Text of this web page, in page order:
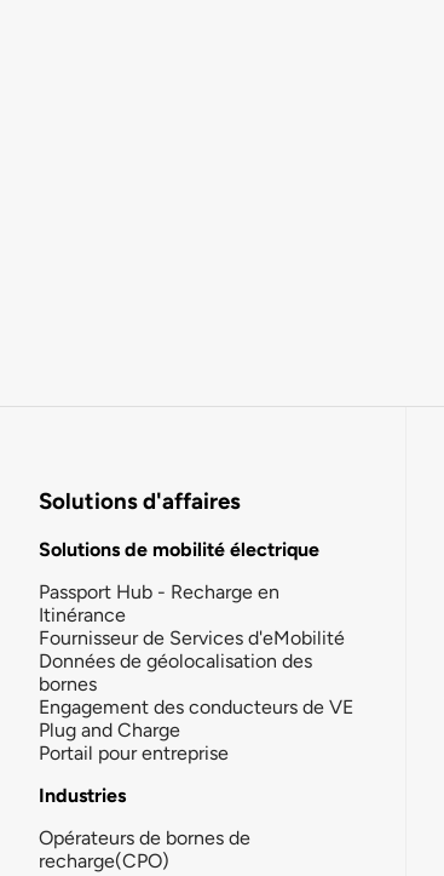
Solutions d'affaires
Solutions de mobilité électrique
Passport Hub - Recharge en
Itinérance
Fournisseur de Services d'eMobilité
Données de géolocalisation des
bornes
Engagement des conducteurs de VE
Plug and Charge
Portail pour entreprise
Industries
Opérateurs de bornes de
recharge(CPO)